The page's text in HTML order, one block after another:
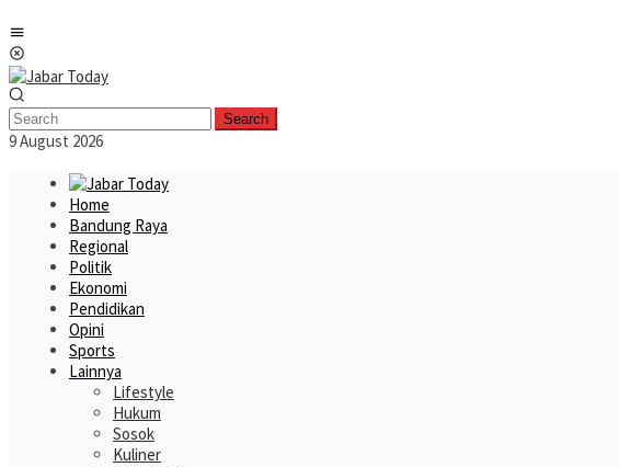
to
content
Search
9 August 2026
Home
Bandung Raya
Regional
Politik
Ekonomi
Pendidikan
Opini
Sports
Lainnya
Lifestyle
Hukum
Sosok
Kuliner